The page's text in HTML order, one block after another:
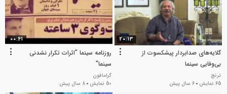
20:13
گلایه‌های صدابردار پیشکسوت از
بی‌وفایی سینما
ترنج
65 نمایش
6 سال پیش
00:41
روزنامه سینما "اثرات تکرار نشدنی
سینما"
گرامافون
50 نمایش
8 سال پیش